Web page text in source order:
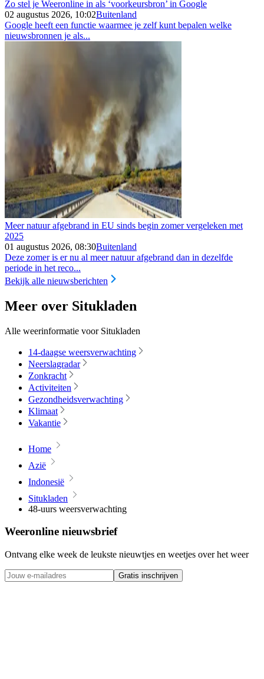
Zo stel je Weeronline in als ‘voorkeursbron’ in Google
02 augustus 2026, 10:02Buitenland
Google heeft een functie waarmee je zelf kunt bepalen welke
nieuwsbronnen je als...
Meer natuur afgebrand in EU sinds begin zomer vergeleken met
2025
01 augustus 2026, 08:30Buitenland
Deze zomer is er nu al meer natuur afgebrand dan in dezelfde
periode in het reco...
Bekijk alle nieuwsberichten
Meer over Situkladen
Alle weerinformatie voor Situkladen
14-daagse weersverwachting
Neerslagradar
Zonkracht
Activiteiten
Gezondheidsverwachting
Klimaat
Vakantie
Home
Azië
Indonesië
Situkladen
48-uurs weersverwachting
Weeronline nieuwsbrief
Ontvang elke week de leukste nieuwtjes en weetjes over het weer
Gratis inschrijven